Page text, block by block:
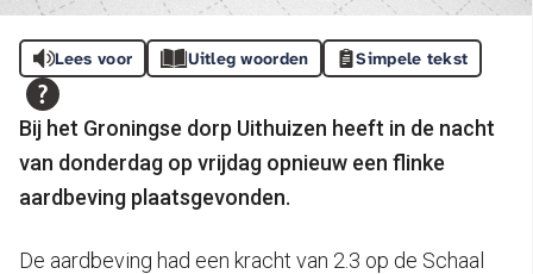
Lees voor Uitleg woorden Simpele tekst
Bij het Groningse dorp Uithuizen heeft in de nacht
van donderdag op vrijdag opnieuw een flinke
aardbeving plaatsgevonden.
De aardbeving had een kracht van 2.3 op de Schaal